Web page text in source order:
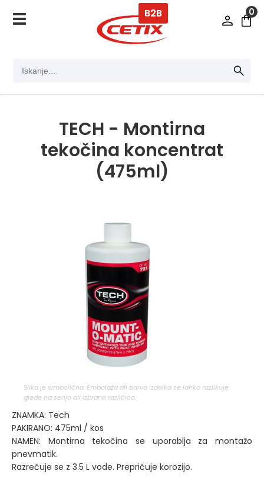
0
B2B
TECH - Montirna
tekočina koncentrat
(475ml)
Slika je simbolična. Embalaža ali barva izdelka se lahko razlikuje
glede na serijo ali izbrano različico.
ZNAMKA: Tech
PAKIRANO: 475ml / kos
NAMEN: Montirna tekočina se uporablja za montažo
pnevmatik.
Razrečuje se z 3.5 L vode. Prepričuje korozijo.